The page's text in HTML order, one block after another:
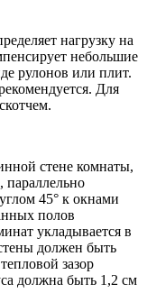
нагрузку на
небольшие
рулонов или плит.
Для
стене комнаты,
параллельно
45° к окнами
полов
укладывается в
должен быть
зазор
должна быть 1,2 см